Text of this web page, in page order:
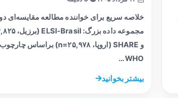
خلاصه سریع برای خواننده مطالعه مقایسه‌ای دو
و SHARE (اروپا، n=۲۵,۹۷۸) براساس چارچوب
WHO…
بیشتر بخوانید